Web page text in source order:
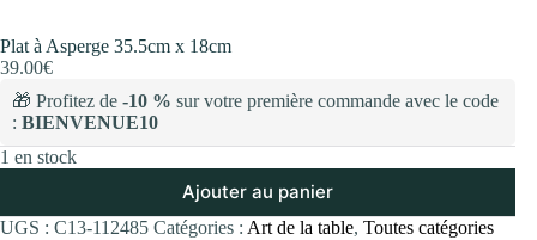
Plat à Asperge 35.5cm x 18cm
39.00€
🎁 Profitez de -10 % sur votre première commande avec le code
: BIENVENUE10
1 en stock
Ajouter au panier
UGS : C13-112485 Catégories : Art de la table, Toutes catégories